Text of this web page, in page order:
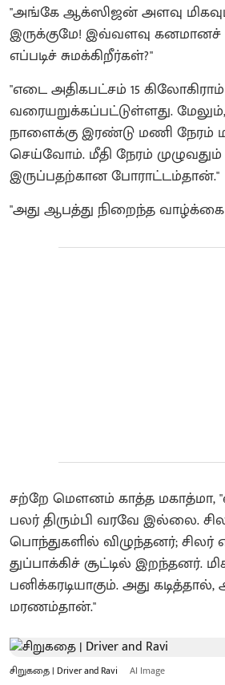
"அங்கே ஆக்ஸிஜன் அளவு
இருக்குமே! இவ்வளவு
எப்படிச் சுமக்கிறீர்கள்?"
"எடை அதிகபட்சம் 15
வரையறுக்கப்பட்டுள்ளது.
நாளைக்கு இரண்டு மணி நேரம்
செய்வோம். மீதி நேரம்
இருப்பதற்கான போராட்டம்தான்."
"அது ஆபத்து நிறைந்த
சற்றே மௌனம் காத்த
பலர் திரும்பி வரவே இல்லை.
பொந்துகளில் விழுந்தனர்; சிலர்
துப்பாக்கிச் சூட்டில் இறந்தனர்.
பனிக்கரடியாகும். அது
மரணம்தான்."
சிறுகதை | Driver and Ravi AI Image